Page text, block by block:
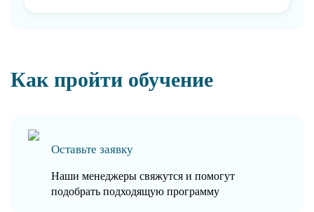
Как пройти обучение
Оставьте заявку
Наши менеджеры свяжутся и помогут
подобрать подходящую программу